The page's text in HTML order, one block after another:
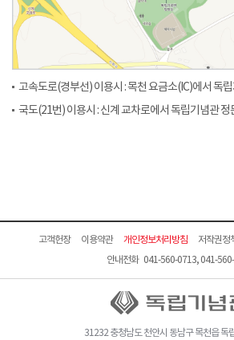
고속도로(경부선) 이용시 : 목천 요금소(IC)에서 독
국도(21번) 이용시 : 신계 교차로에서 독립기념관 정
고객헌장 이용약관 개인정보처리방침 저작권정
안내전화 041-560-0713, 041-
31232 충청남도 천안시 동남구 목천읍 독